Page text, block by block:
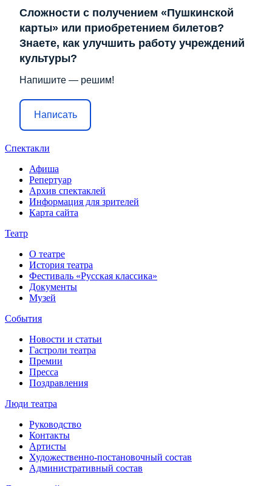
Сложности с получением «Пушкинской
карты» или приобретением билетов?
Знаете, как улучшить работу учреждений
культуры?
Напишите — решим!
Написать
Спектакли
Афиша
Репертуар
Архив спектаклей
Информация для зрителей
Карта сайта
Театр
О театре
История театра
Фестиваль «Русская классика»
Документы
Музей
События
Новости и статьи
Гастроли театра
Премии
Пресса
Поздравления
Люди театра
Руководство
Контакты
Артисты
Художественно-постановочный состав
Административный состав